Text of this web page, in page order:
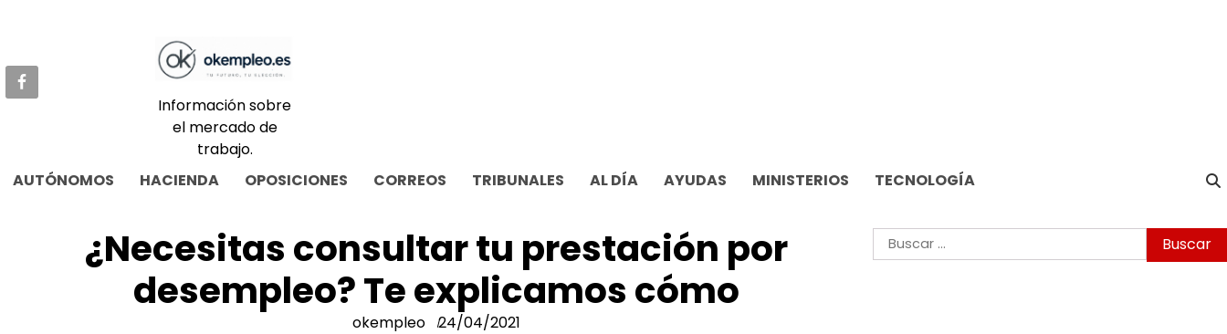
Información sobre
el mercado de
trabajo.
AUTÓNOMOS
HACIENDA OPOSICIONES CORREOS TRIBUNALES AL DÍA AYUDAS MINISTERIOS TECNOLOGÍA
¿Necesitas consultar tu prestación por
desempleo? Te explicamos cómo
okempleo 24/04/2021
Buscar: